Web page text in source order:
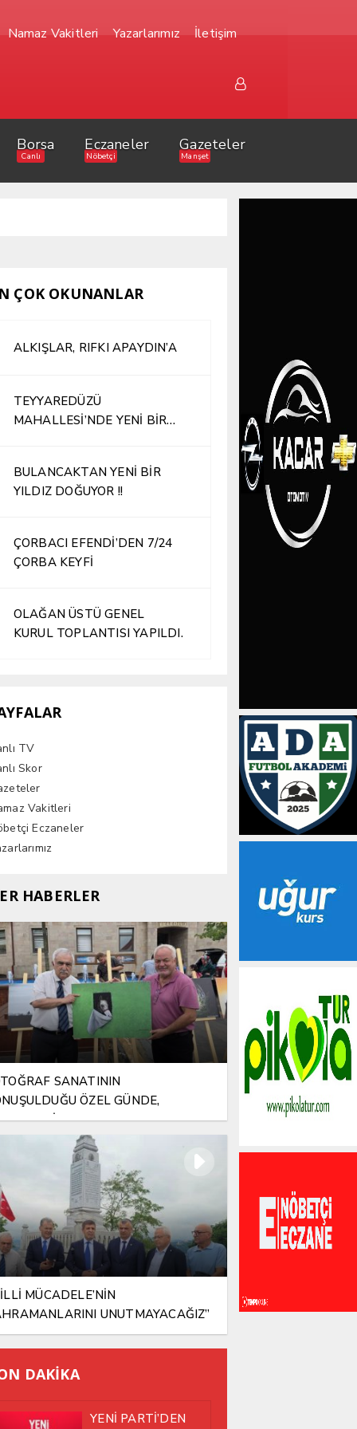
Namaz Vakitleri Yazarlarımız İletişim
Borsa
Canlı
Eczaneler
Nöbetçi
Gazeteler
Manşet
ÇOK OKUNANLAR
ALKIŞLAR, RIFKI APAYDIN’A
TEYYAREDÜZÜ
MAHALLESİ’NDE YENİ BİR
BULANCAKTAN YENİ BİR
YILDIZ DOĞUYOR !!
ÇORBACI EFENDİ’DEN 7/24
ÇORBA KEYFİ
OLAĞAN ÜSTÜ GENEL
KURUL TOPLANTISI YAPILDI.
TV
Skor
Vakitleri
Eczaneler
HABERLER
SANATININ
ÖZEL GÜNDE,
BİR VEFA
MÜCADELE’NİN
UNUTMAYACAĞIZ”
DAKİKA
YENİ PARTİ’DEN